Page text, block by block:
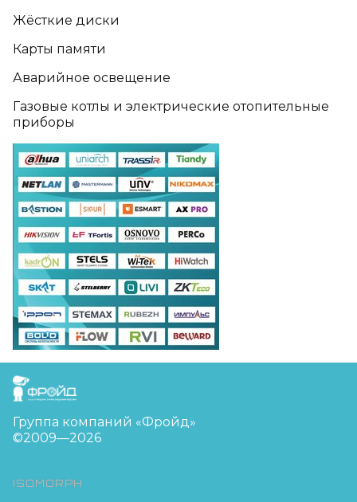
Жёсткие диски
Карты памяти
Аварийное освещение
Газовые котлы и электрические отопительные
приборы
FreudGroup
Группа компаний «Фройд»
©2009—2026
ISOMORPH